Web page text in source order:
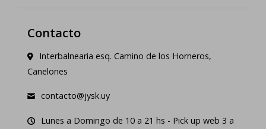
Contacto
Interbalnearia esq. Camino de los Horneros,
Canelones
contacto@jysk.uy
Lunes a Domingo de 10 a 21 hs - Pick up web 3 a